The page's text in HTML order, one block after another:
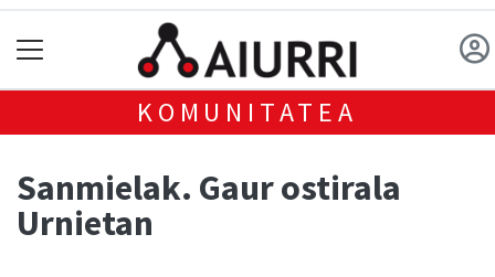
KOMUNITATEA
Sanmielak. Gaur ostirala
Urnietan